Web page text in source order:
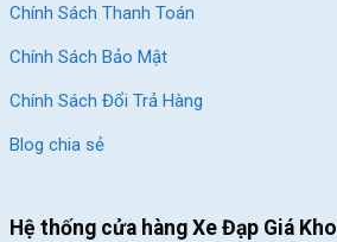
Chính Sách Thanh Toán
Chính Sách Bảo Mật
Chính Sách Đổi Trả Hàng
Blog chia sẻ
Hệ thống cửa hàng Xe Đạp Giá Kho